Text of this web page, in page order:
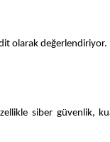
olarak değerlendiriyor.
siber